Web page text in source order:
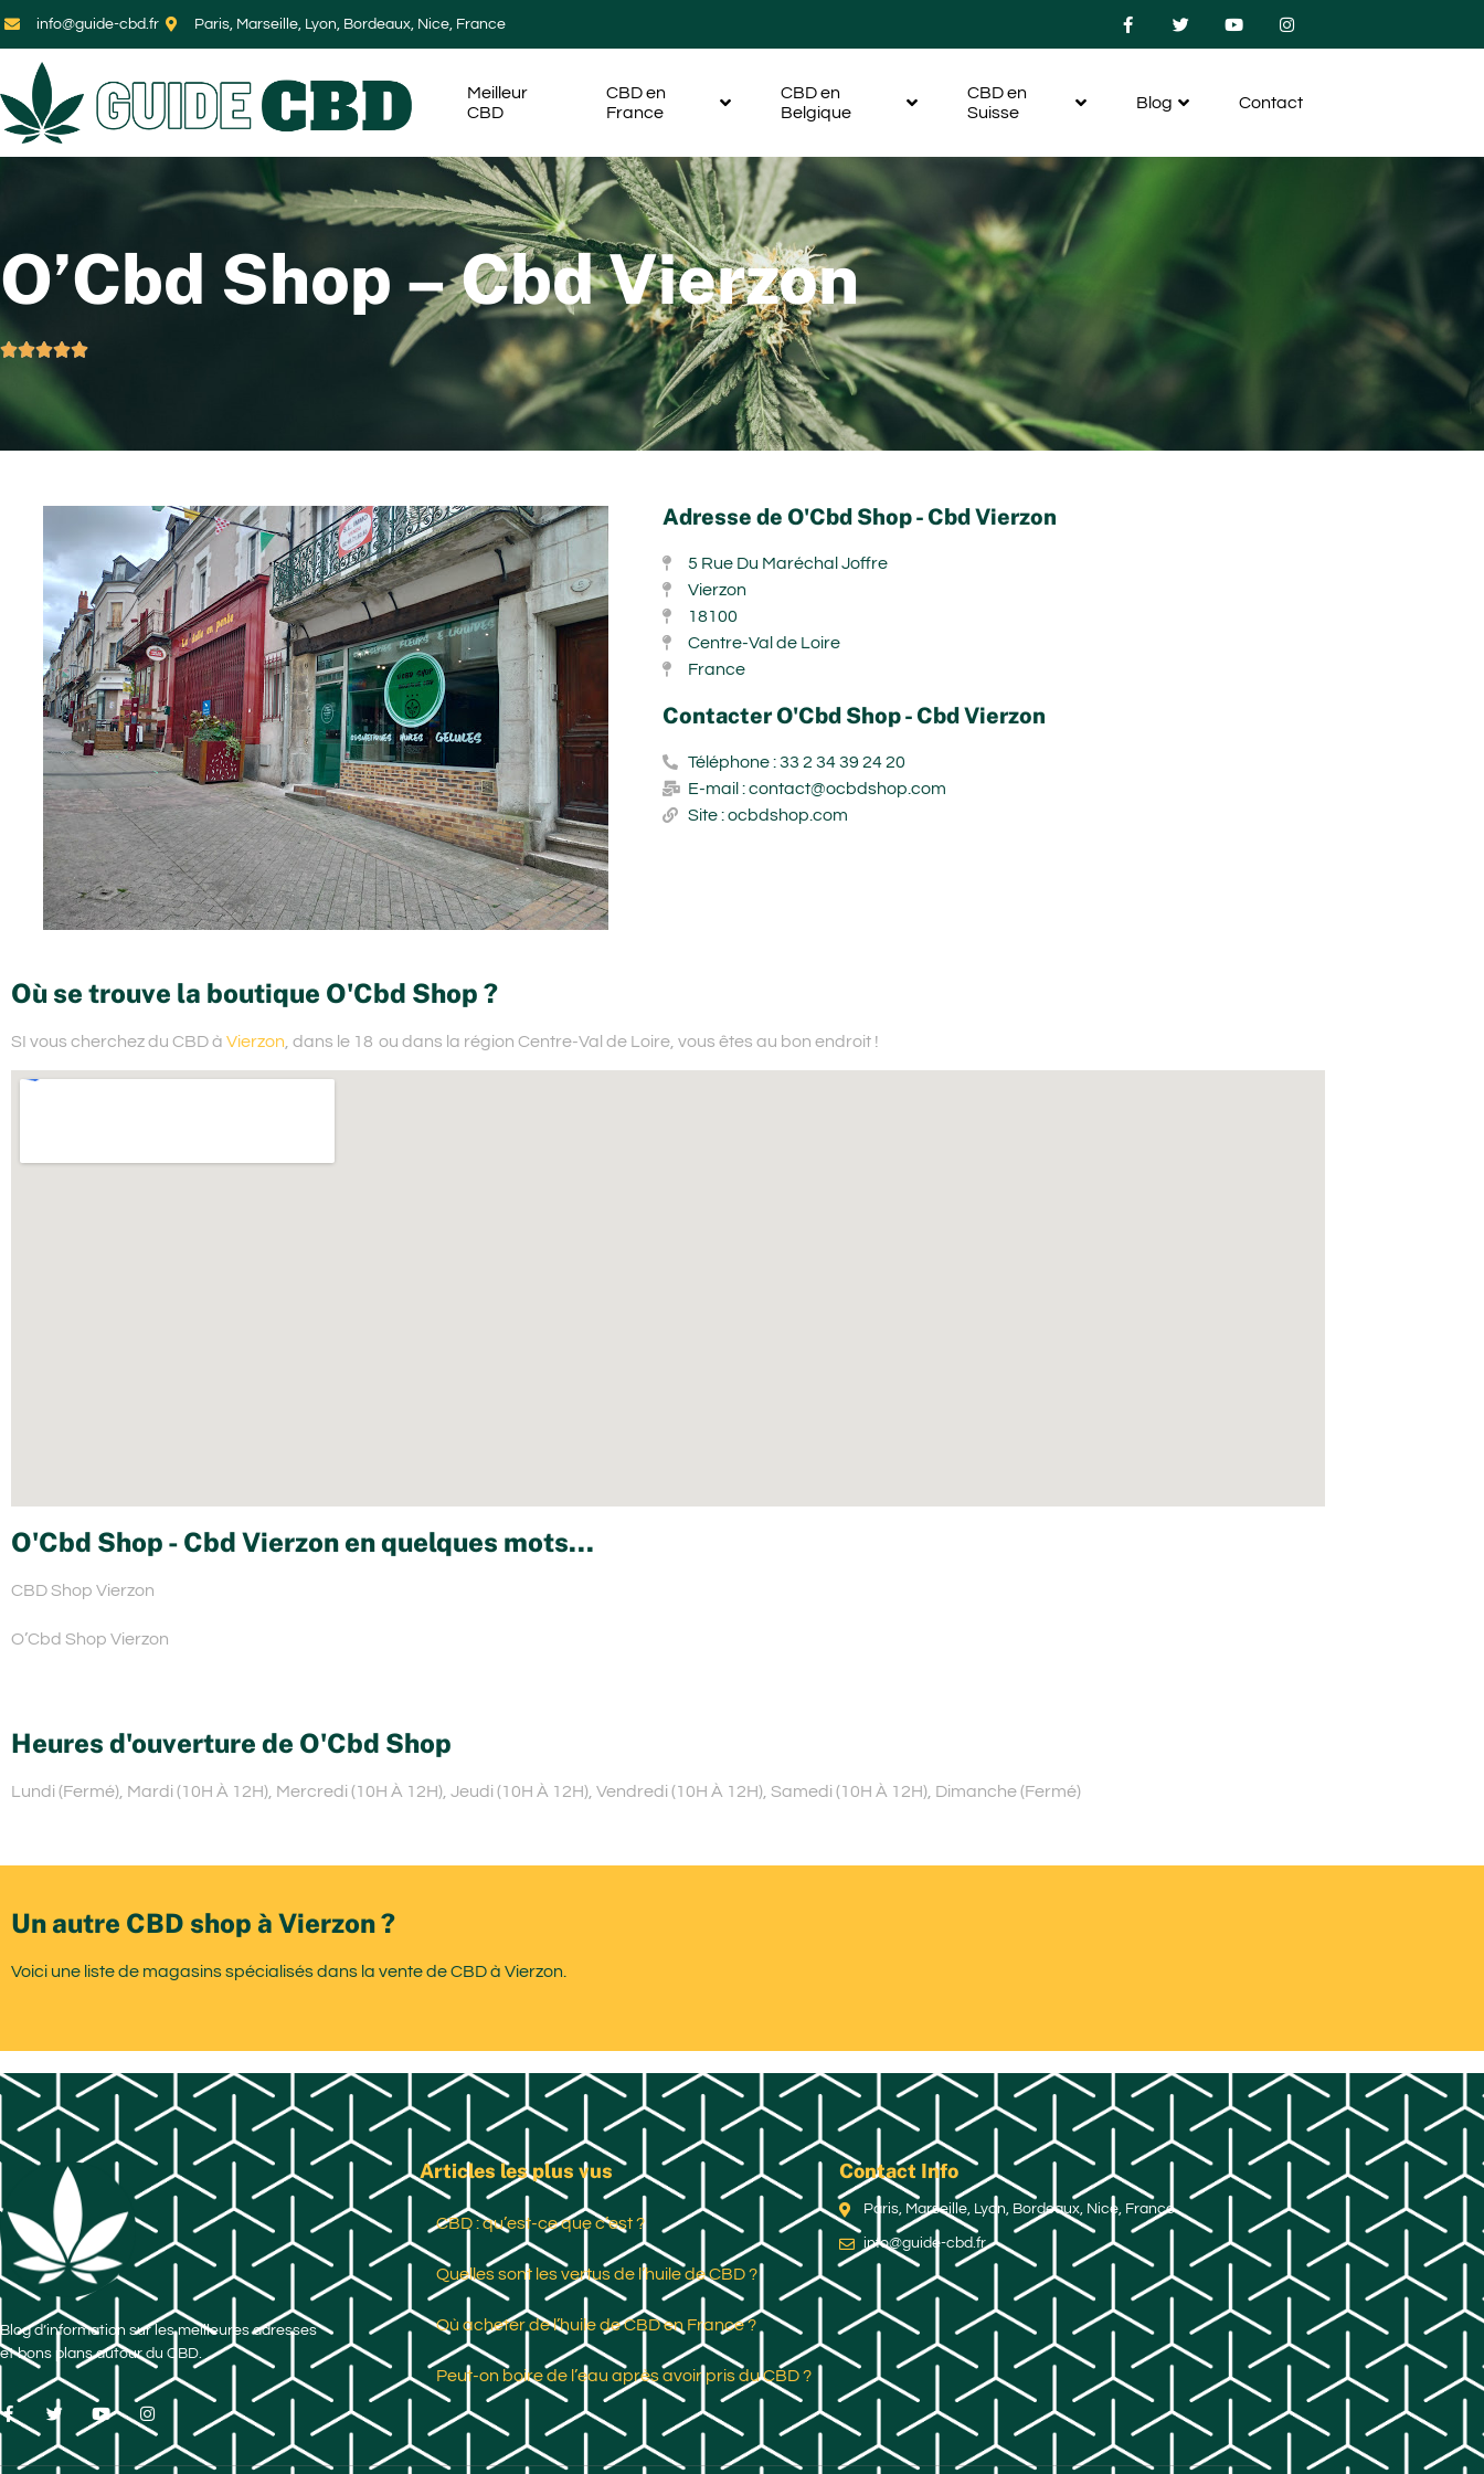
info@guide-cbd.fr Paris, Marseille, Lyon, Bordeaux, Nice, France
Meilleur
CBD
CBD en
France
CBD en
Belgique
CBD en
Suisse
Blog Contact
O’Cbd Shop – Cbd Vierzon

Adresse de O'Cbd Shop - Cbd Vierzon
5 Rue Du Maréchal Joffre
Vierzon
18100
Centre-Val de Loire
France
Contacter O'Cbd Shop - Cbd Vierzon
Téléphone : 33 2 34 39 24 20
E-mail : contact@ocbdshop.com
Site : ocbdshop.com
Où se trouve la boutique O'Cbd Shop ?
SI vous cherchez du CBD à Vierzon , dans le 18 ou dans la région Centre-Val de Loire, vous êtes au bon endroit !
O'Cbd Shop - Cbd Vierzon en quelques mots...
CBD Shop Vierzon
O’Cbd Shop Vierzon
Heures d'ouverture de O'Cbd Shop
Lundi (Fermé), Mardi (10H À 12H), Mercredi (10H À 12H), Jeudi (10H À 12H), Vendredi (10H À 12H), Samedi (10H À 12H), Dimanche (Fermé)
Un autre CBD shop à Vierzon ?
Voici une liste de magasins spécialisés dans la vente de CBD à Vierzon.
Blog d’information sur les meilleures adresses
et bons plans autour du CBD.
Articles les plus vus
CBD : qu’est-ce que c’est ?
Quelles sont les vertus de l’huile de CBD ?
Où acheter de l’huile de CBD en France ?
Peut-on boire de l’eau après avoir pris du CBD ?
Contact Info
Paris, Marseille, Lyon, Bordeaux, Nice, France
info@guide-cbd.fr